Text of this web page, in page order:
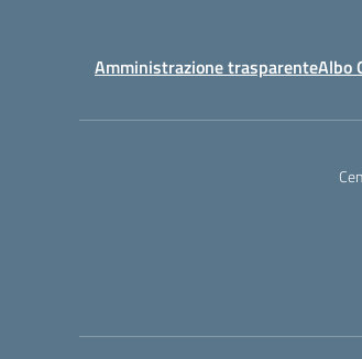
Amministrazione trasparenteAlbo